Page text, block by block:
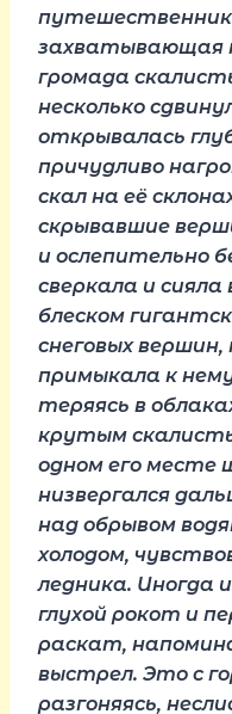
захватывающая
громада
несколько
открывалась
причудливо
скал на её
скрывавшие
и ослепительно
сверкала и сияла
блеском
снеговых вершин,
примыкала к
теряясь в
крутым
одном его месте
низвергался
над обрывом
холодом,
ледника. Иногда
глухой рокот и
раскат,
выстрел. Это с
разгоняясь,